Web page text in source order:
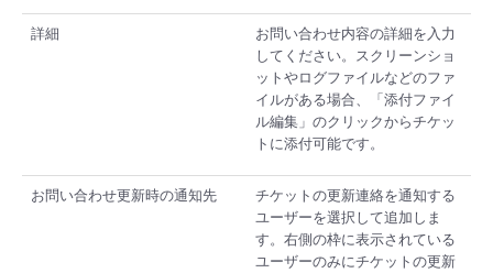
詳細
お問い合わせ内容の詳細を入力
してください。スクリーンショ
ットやログファイルなどのファ
イルがある場合、「添付ファイ
ル編集」のクリックからチケッ
トに添付可能です。
お問い合わせ更新時の通知先
チケットの更新連絡を通知する
ユーザーを選択して追加しま
す。右側の枠に表示されている
ユーザーのみにチケットの更新